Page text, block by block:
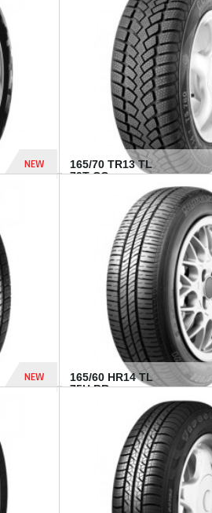
NEW
165/70 TR13 TL
79T CO...
NEW
448 Dhs
165/60 HR14 TL
75H BR...